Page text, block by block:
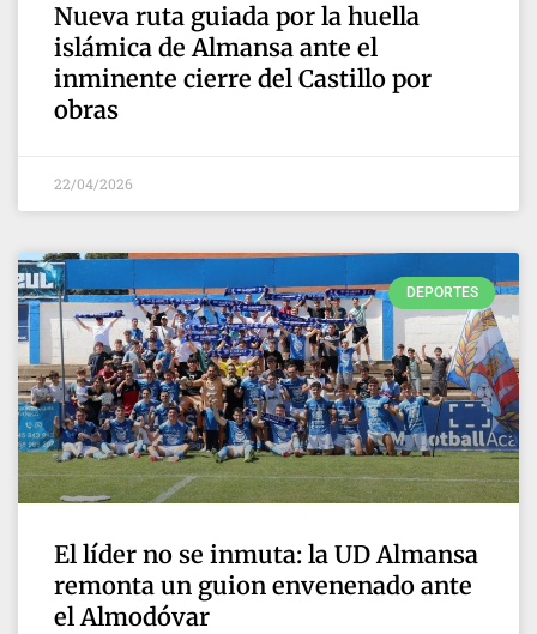
Nueva ruta guiada por la huella
islámica de Almansa ante el
inminente cierre del Castillo por
obras
22/04/2026
DEPORTES
El líder no se inmuta: la UD Almansa
remonta un guion envenenado ante
el Almodóvar